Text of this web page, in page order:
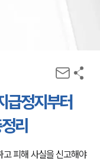
급정지부터
리
피해 사실을 신고해야